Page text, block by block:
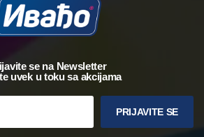
se na Newsletter
uvek u toku sa akcijama
PRIJAVITE SE